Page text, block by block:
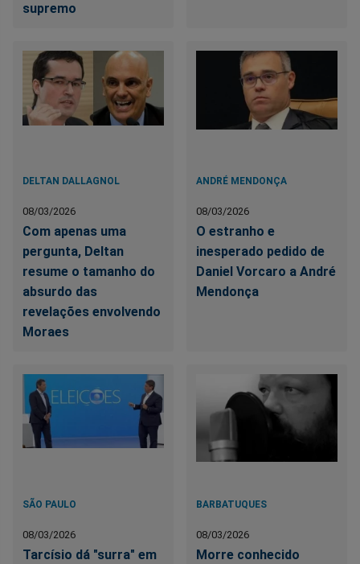
supremo
DELTAN DALLAGNOL
08/03/2026
Com apenas uma
pergunta, Deltan
resume o tamanho do
absurdo das
revelações envolvendo
Moraes
ANDRÉ MENDONÇA
08/03/2026
O estranho e
inesperado pedido de
Daniel Vorcaro a André
Mendonça
SÃO PAULO
08/03/2026
Tarcísio dá "surra" em
BARBATUQUES
08/03/2026
Morre conhecido